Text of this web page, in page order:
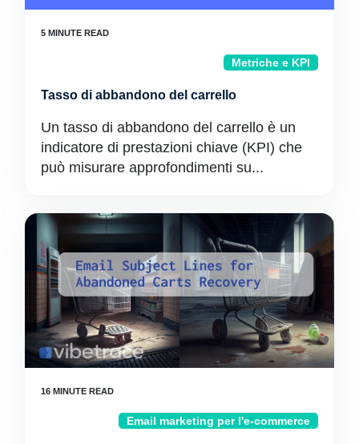
Metriche e KPI
Tasso di abbandono del carrello
Un tasso di abbandono del carrello è un
indicatore di prestazioni chiave (KPI) che
può misurare approfondimenti su...
Email marketing per l'e-commerce